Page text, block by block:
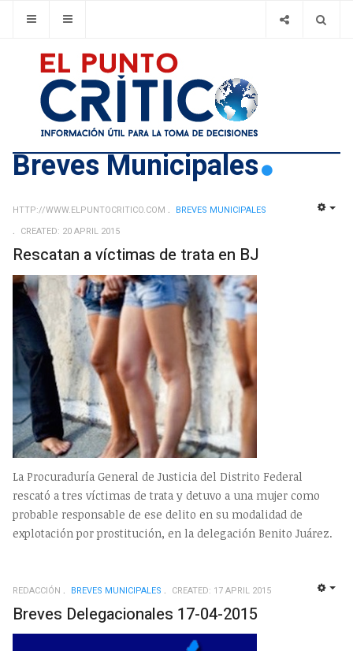
Breves Municipales
HTTP://WWW.ELPUNTOCRITICO.COM
BREVES MUNICIPALES
CREATED: 20 APRIL 2015
Rescatan a víctimas de trata en BJ
La Procuraduría General de Justicia del Distrito Federal
rescató a tres víctimas de trata y detuvo a una mujer como
probable responsable de ese delito en su modalidad de
explotación por prostitución, en la delegación Benito Juárez.
REDACCIÓN BREVES MUNICIPALES CREATED: 17 APRIL 2015
Breves Delegacionales 17-04-2015